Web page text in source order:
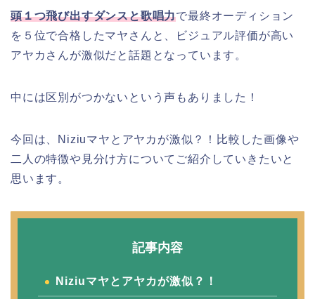
頭１つ飛び出すダンスと歌唱力で最終オーディション
を ５位で合格したマヤさんと、ビジュアル評価が高い
アヤカさんが激似だと話題となっています。
中には区別がつかないという声もありました！
今回は、Niziuマヤとアヤカが激似？！比較した画像や
二人の特徴や見分け方についてご紹介していきたいと
思います。
記事内容
Niziuマヤとアヤカが激似？！